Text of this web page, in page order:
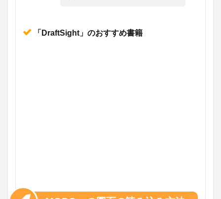
「DraftSight」のおすすめ書籍